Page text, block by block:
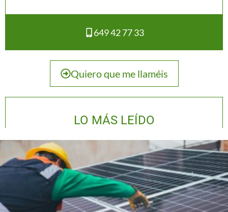
649 42 77 33
Quiero que me llaméis
LO MÁS LEÍDO